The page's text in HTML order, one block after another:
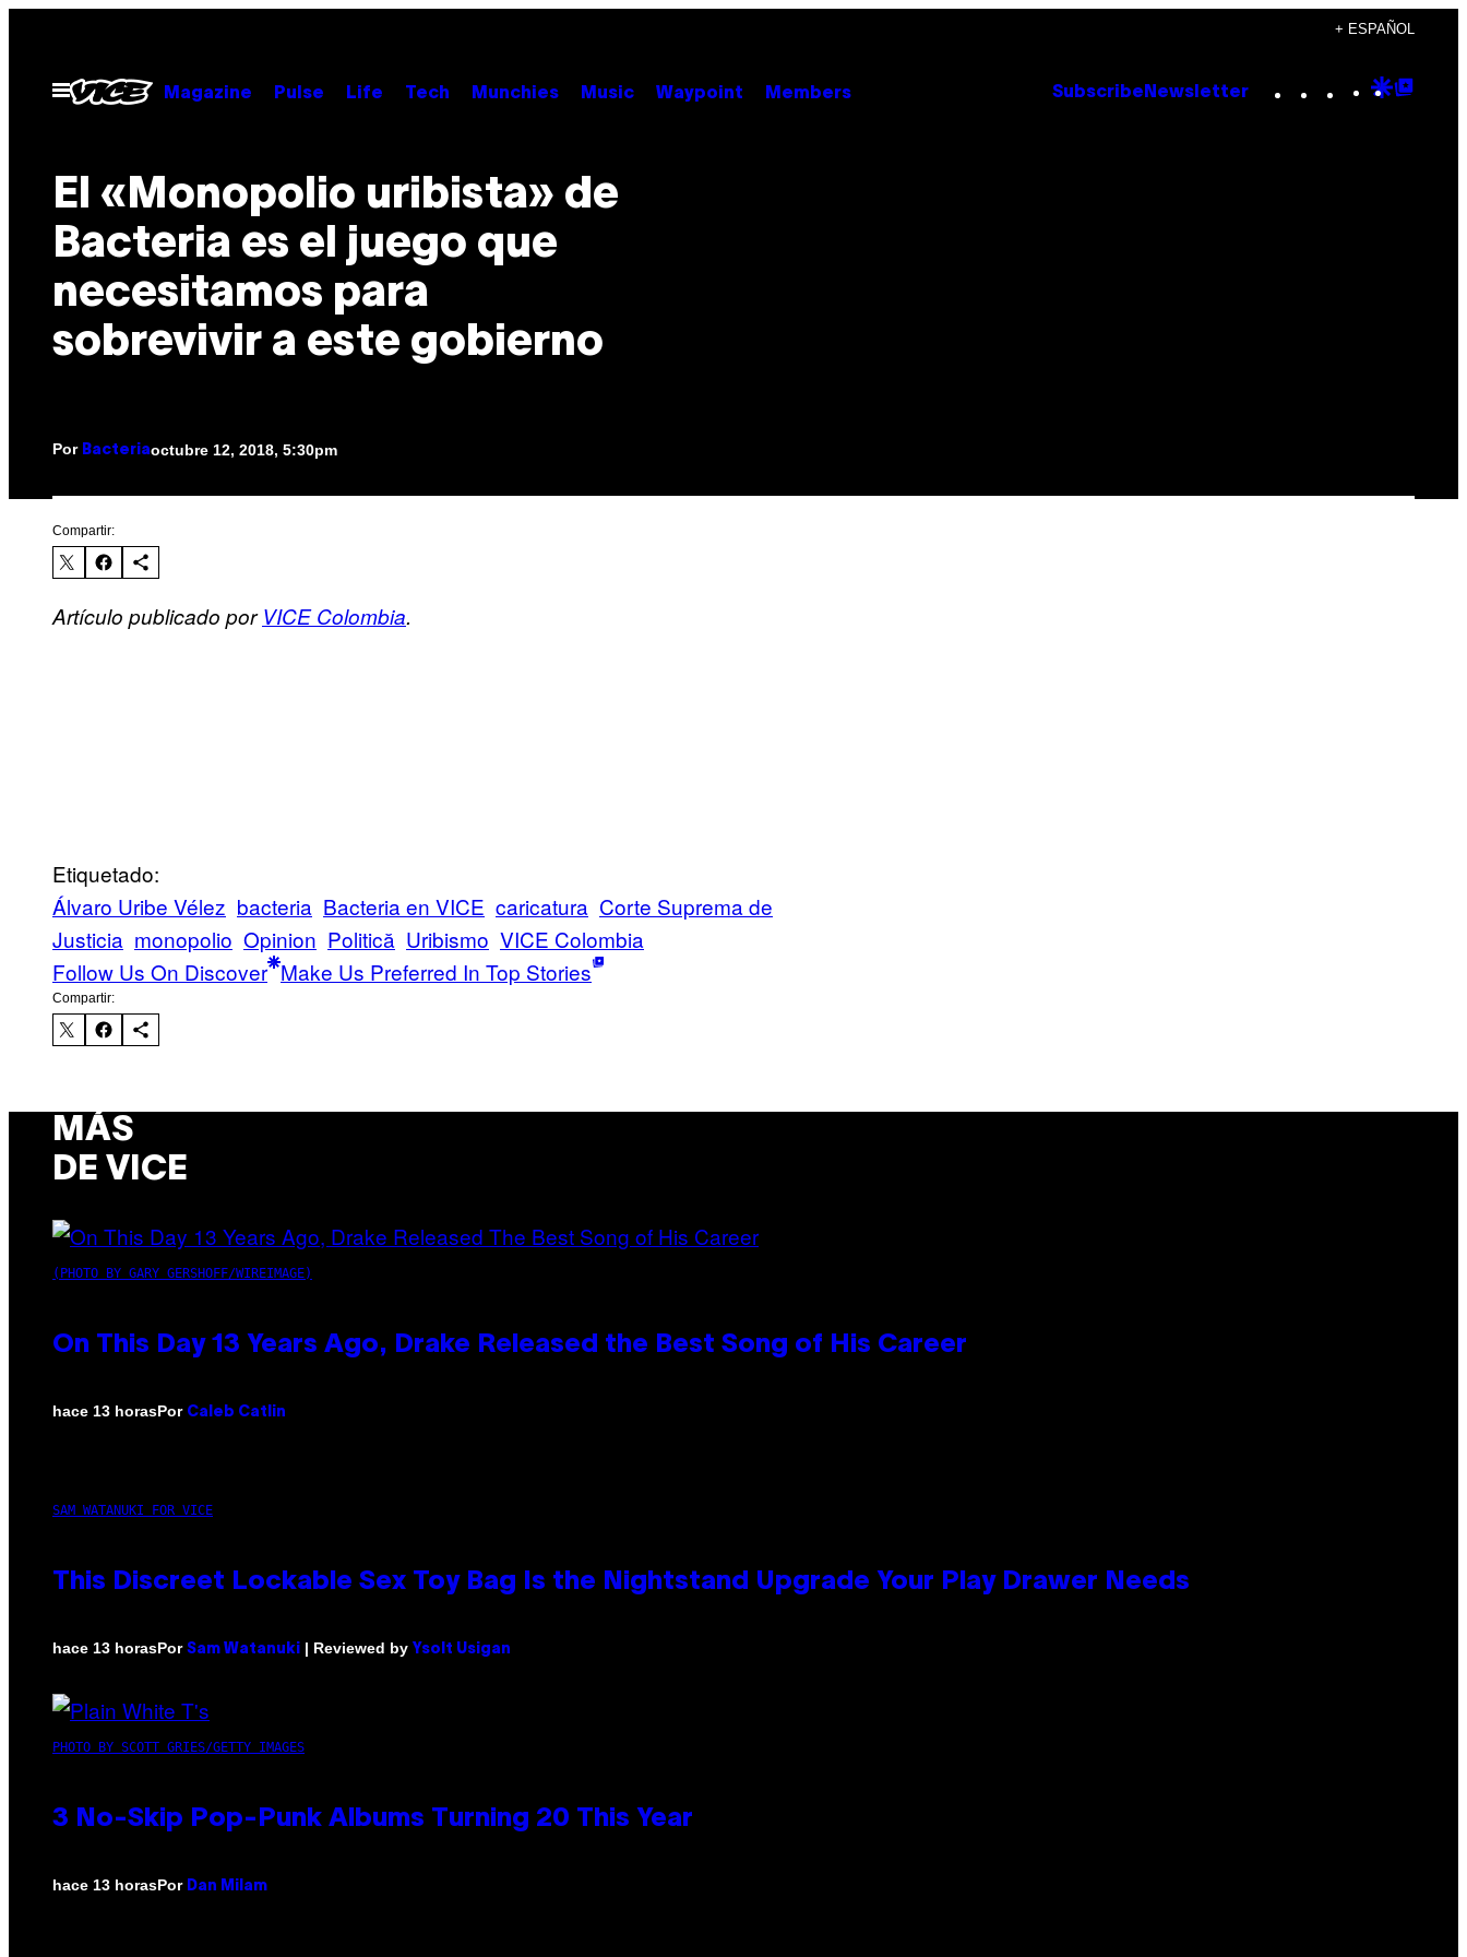
contenido
+ ESPAÑOL
Abrir
Menú
Magazine Pulse Life Tech Munchies Music Waypoint Members Subscribe Newsletter Instagram
TikTok
YouTube
Google
El «Monopolio uribista» de
Bacteria es el juego que
necesitamos para
sobrevivir a este gobierno
Por Bacteriaoctubre 12, 2018, 5:30pm
Compartir:
Artículo publicado porVICE Colombia.
Etiquetado:
Álvaro Uribe Vélez bacteria Bacteria en VICE caricatura Corte Suprema de
Justicia monopolio Opinion Politică Uribismo VICE Colombia
Follow Us On Discover Make Us Preferred In Top Stories
Compartir:
MÁS
DE VICE
(PHOTO BY GARY GERSHOFF/WIREIMAGE)
On This Day 13 Years Ago, Drake Released the Best Song of His Career
hace 13 horasPor Caleb Catlin
SAM WATANUKI FOR VICE
This Discreet Lockable Sex Toy Bag Is the Nightstand Upgrade Your Play Drawer Needs
hace 13 horasPor Sam Watanuki | Reviewed by Ysolt Usigan
PHOTO BY SCOTT GRIES/GETTY IMAGES
3 No-Skip Pop-Punk Albums Turning 20 This Year
hace 13 horasPor Dan Milam